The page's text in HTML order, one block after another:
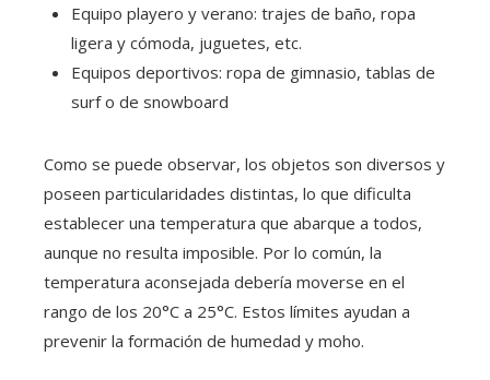
Equipo playero y verano: trajes de baño, ropa
ligera y cómoda, juguetes, etc.
Equipos deportivos: ropa de gimnasio, tablas de
surf o de snowboard
Como se puede observar, los objetos son diversos y
poseen particularidades distintas, lo que dificulta
establecer una temperatura que abarque a todos,
aunque no resulta imposible. Por lo común, la
temperatura aconsejada debería moverse en el
rango de los 20°C a 25°C. Estos límites ayudan a
prevenir la formación de humedad y moho.